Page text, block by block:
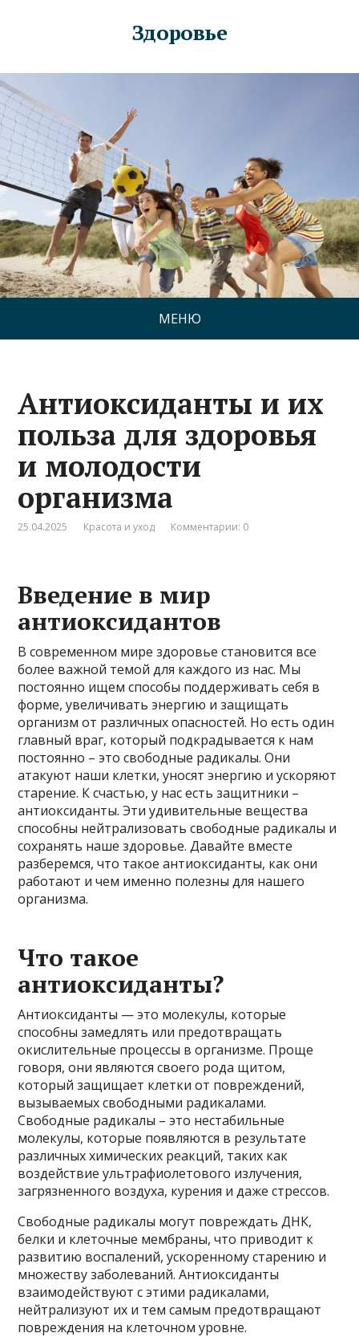
Здоровье
МЕНЮ
Антиоксиданты и их
польза для здоровья
и молодости
организма
25.04.2025 Красота и уход Комментарии: 0
Введение в мир
антиоксидантов
В современном мире здоровье становится все
более важной темой для каждого из нас. Мы
постоянно ищем способы поддерживать себя в
форме, увеличивать энергию и защищать
организм от различных опасностей. Но есть один
главный враг, который подкрадывается к нам
постоянно – это свободные радикалы. Они
атакуют наши клетки, уносят энергию и ускоряют
старение. К счастью, у нас есть защитники –
антиоксиданты. Эти удивительные вещества
способны нейтрализовать свободные радикалы и
сохранять наше здоровье. Давайте вместе
разберемся, что такое антиоксиданты, как они
работают и чем именно полезны для нашего
организма.
Что такое
антиоксиданты?
Антиоксиданты — это молекулы, которые
способны замедлять или предотвращать
окислительные процессы в организме. Проще
говоря, они являются своего рода щитом,
который защищает клетки от повреждений,
вызываемых свободными радикалами.
Свободные радикалы – это нестабильные
молекулы, которые появляются в результате
различных химических реакций, таких как
воздействие ультрафиолетового излучения,
загрязненного воздуха, курения и даже стрессов.
Свободные радикалы могут повреждать ДНК,
белки и клеточные мембраны, что приводит к
развитию воспалений, ускоренному старению и
множеству заболеваний. Антиоксиданты
взаимодействуют с этими радикалами,
нейтрализуют их и тем самым предотвращают
повреждения на клеточном уровне.